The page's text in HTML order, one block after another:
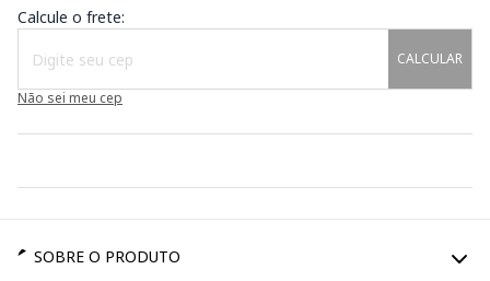
Calcule o frete:
CALCULAR
Não sei meu cep
SOBRE O PRODUTO